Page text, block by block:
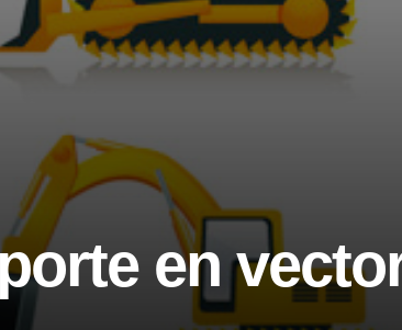
en